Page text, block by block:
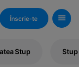
Înscrie-te
Stup